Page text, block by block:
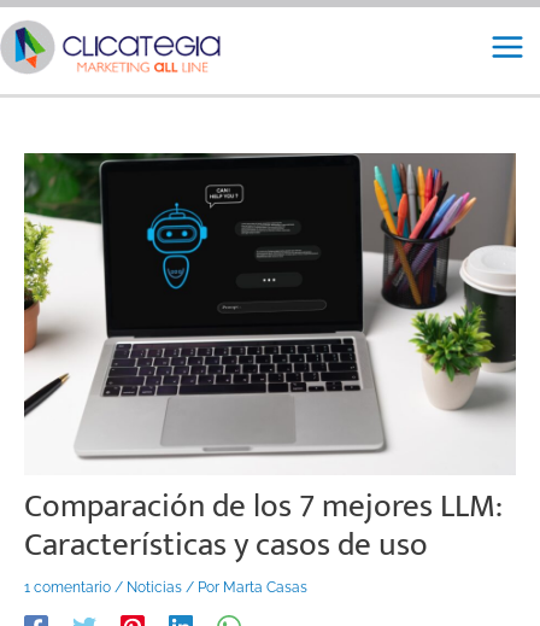
Ir
al
Comparación de los 7 mejores LLM:
Características y casos de uso
1 comentario / Noticias / Por Marta Casas